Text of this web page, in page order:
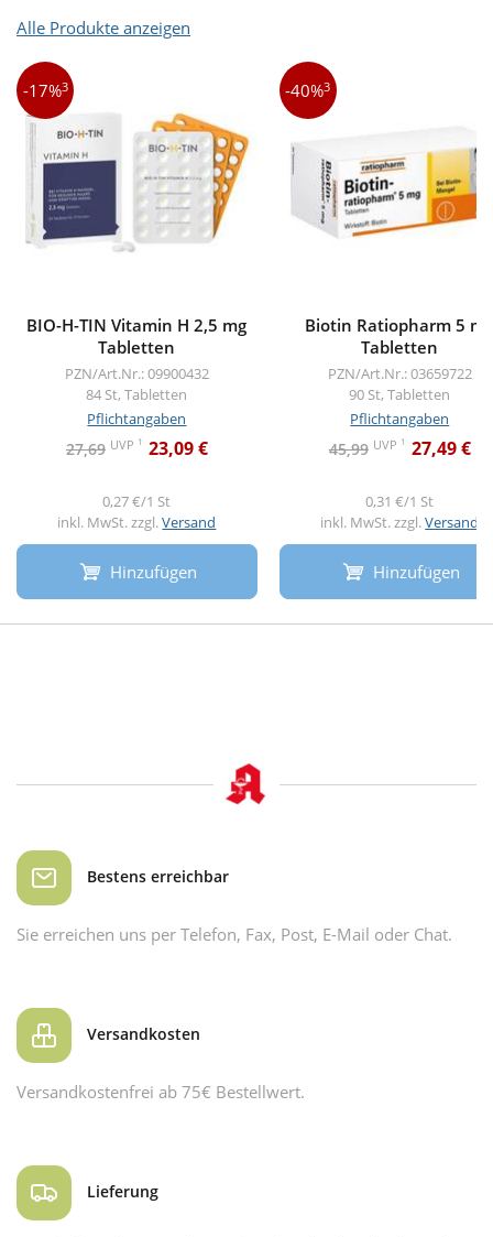
Alle Produkte anzeigen
-17%3
BIO-H-TIN Vitamin H 2,5 mg
Tabletten
PZN/Art.Nr.: 09900432
84 St, Tabletten
Pflichtangaben
27,69 UVP 1 23,09 €
0,27 €/1 St
inkl. MwSt. zzgl.Versand
Hinzufügen
-40%3
Biotin Ratiopharm 5
Tabletten
PZN/Art.Nr.: 03659722
90 St, Tabletten
Pflichtangaben
45,99 UVP 1 27,49 €
0,31 €/1 St
inkl. MwSt. zzgl.Versand
Hinzufügen
Bestens erreichbar
Sie erreichen uns per Telefon, Fax, Post, E-Mail oder Chat.
Versandkosten
Versandkostenfrei ab 75€ Bestellwert.
Lieferung